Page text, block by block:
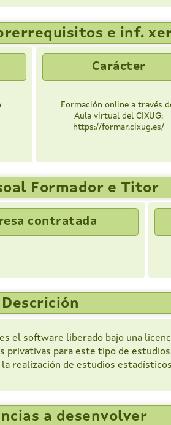
e inf.
Carácter
Formación online a través
Aula virtual del CIXUG:
https://formar.cixug.es/
Formador e Titor
contratada
Descrición
el software liberado bajo una
para este tipo de
realización de estudios
a desenvolver